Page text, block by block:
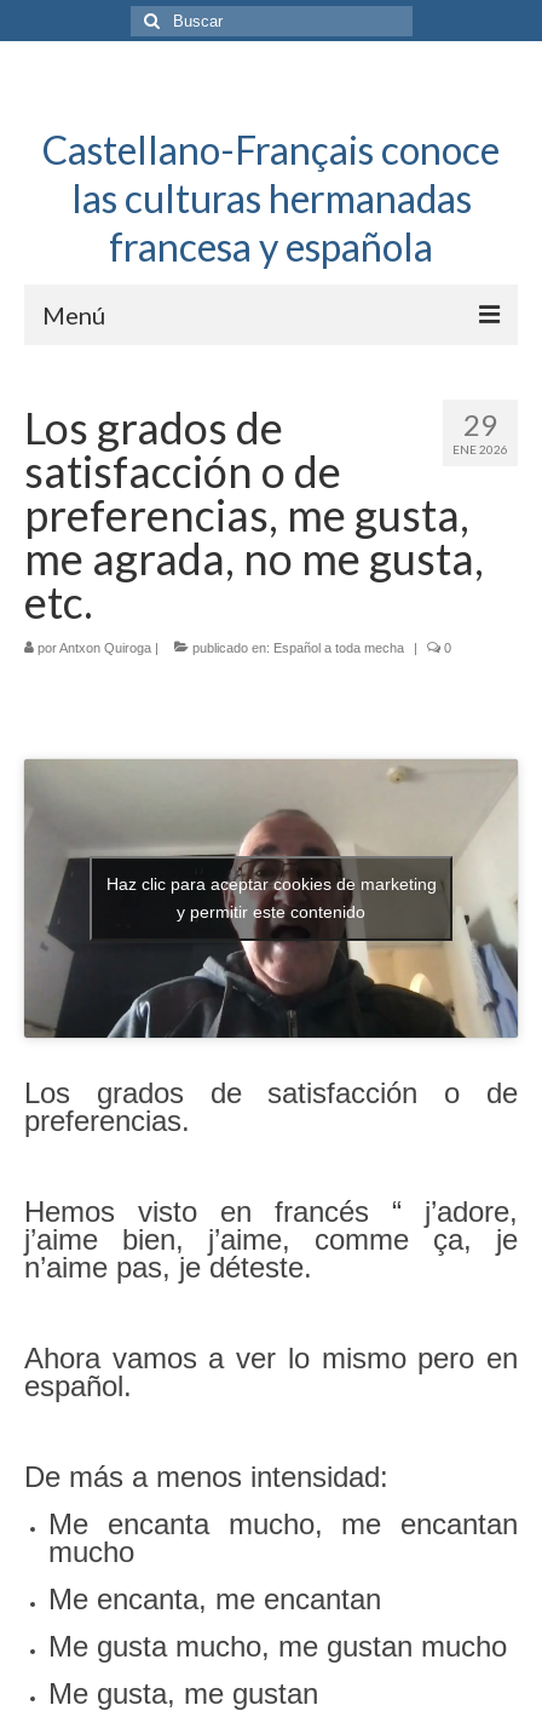
Buscar
por:
Castellano-Français conoce
las culturas hermanadas
francesa y española
Menú
Français: Dossier Général
Français à toute allure
Bordeaux Tregey
Literatura española
Las sevillanas y yo
Viaje
Canarias
MI POESIA
29
ENE 2026
Los grados de
satisfacción o de
preferencias, me gusta,
me agrada, no me gusta,
etc.
porAntxon Quiroga | publicado en: Español a toda mecha | 0
Haz clic para aceptar cookies de marketing
y permitir este contenido
Los grados de satisfacción o de
preferencias.
Hemos visto en francés “ j’adore,
j’aime bien, j’aime, comme ça, je
n’aime pas, je déteste.
Ahora vamos a ver lo mismo pero en
español.
De más a menos intensidad:
Me encanta mucho, me encantan
mucho
Me encanta, me encantan
Me gusta mucho, me gustan mucho
Me gusta, me gustan